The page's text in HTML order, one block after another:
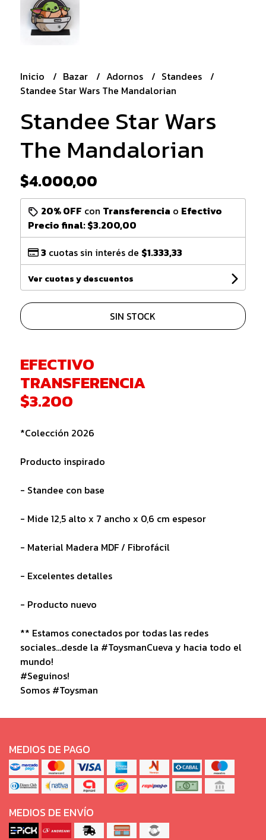
Inicio Bazar Adornos
Standees
Standee Star Wars The Mandalorian
Standee Star Wars
The Mandalorian
$4.000,00
20% OFF con Transferencia o Efectivo
Precio final:$3.200,00
3 cuotas sin interés de $1.333,33
Ver cuotas y descuentos
SIN STOCK
EFECTIVO
TRANSFERENCIA
$3.200
*Colección 2026
Producto inspirado
- Standee con base
- Mide 12,5 alto x 7 ancho x 0,6 cm espesor
- Material Madera MDF / Fibrofácil
- Excelentes detalles
- Producto nuevo
** Estamos conectados por todas las redes
sociales...desde la #ToysmanCueva y hacia todo el
mundo!
#Seguinos!
Somos #Toysman
MEDIOS DE PAGO
MEDIOS DE ENVÍO